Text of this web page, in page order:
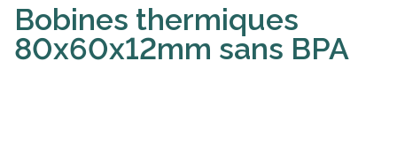
Bobines thermiques
80x60x12mm sans BPA